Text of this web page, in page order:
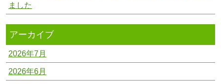
ました
アーカイブ
2026年7月
2026年6月